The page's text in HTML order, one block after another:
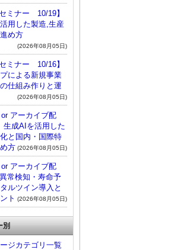
ミナー 10/19】
用した製造,生産
め方
(2026年08月05日)
ミナー 10/16】
による新規事業
仕組み作りと運
(2026年08月05日)
or アーカイブ配
成AIを活用した
と国内・国際特
方 (2026年08月05日)
or アーカイブ配
常検知・寿命予
ルツイン導入と
ト (2026年08月05日)
別
ジカテゴリ一覧